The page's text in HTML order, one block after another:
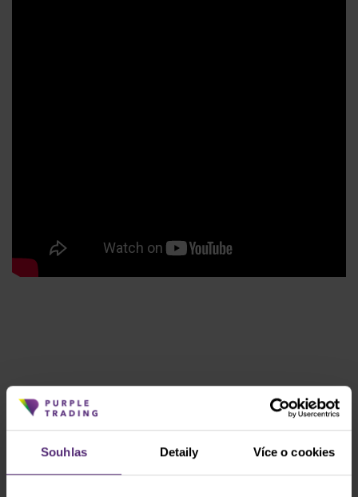
Souhlas Detaily Více o cookies